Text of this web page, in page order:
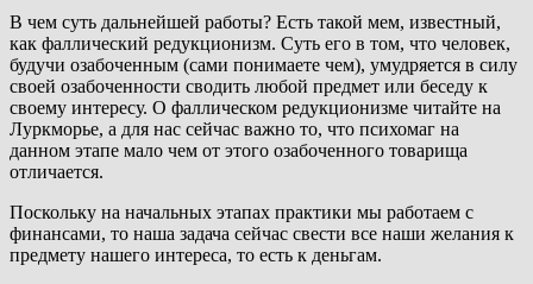
В чем суть дальнейшей работы? Есть такой мем, известный,
как фаллический редукционизм. Суть его в том, что человек,
будучи озабоченным (сами понимаете чем), умудряется в силу
своей озабоченности сводить любой предмет или беседу к
своему интересу. О фаллическом редукционизме читайте на
Луркморье, а для нас сейчас важно то, что психомаг на
данном этапе мало чем от этого озабоченного товарища
отличается.
Поскольку на начальных этапах практики мы работаем с
финансами, то наша задача сейчас свести все наши желания к
предмету нашего интереса, то есть к деньгам.